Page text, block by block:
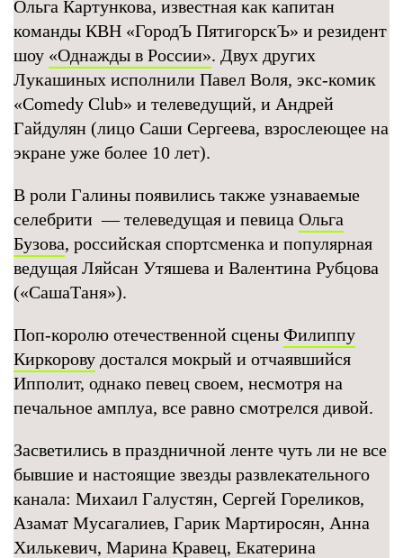
Ольга Картункова, известная как капитан
команды КВН «ГородЪ ПятигорскЪ» и резидент
шоу «Однажды в России». Двух других
Лукашиных исполнили Павел Воля, экс-комик
«Comedy Club» и телеведущий, и Андрей
Гайдулян (лицо Саши Сергеева, взрослеющее на
экране уже более 10 лет).
В роли Галины появились также узнаваемые
селебрити — телеведущая и певица Ольга
Бузова, российская спортсменка и популярная
ведущая Ляйсан Утяшева и Валентина Рубцова
(«СашаТаня»).
Поп-королю отечественной сцены Филиппу
Киркорову достался мокрый и отчаявшийся
Ипполит, однако певец своем, несмотря на
печальное амплуа, все равно смотрелся дивой.
Засветились в праздничной ленте чуть ли не все
бывшие и настоящие звезды развлекательного
канала: Михаил Галустян, Сергей Гореликов,
Азамат Мусагалиев, Гарик Мартиросян, Анна
Хилькевич, Марина Кравец, Екатерина